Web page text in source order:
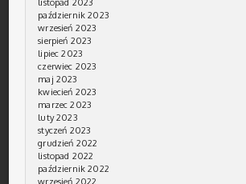
październik 2023
wrzesień 2023
sierpień 2023
lipiec 2023
czerwiec 2023
maj 2023
kwiecień 2023
marzec 2023
luty 2023
styczeń 2023
grudzień 2022
listopad 2022
październik 2022
wrzesień 2022